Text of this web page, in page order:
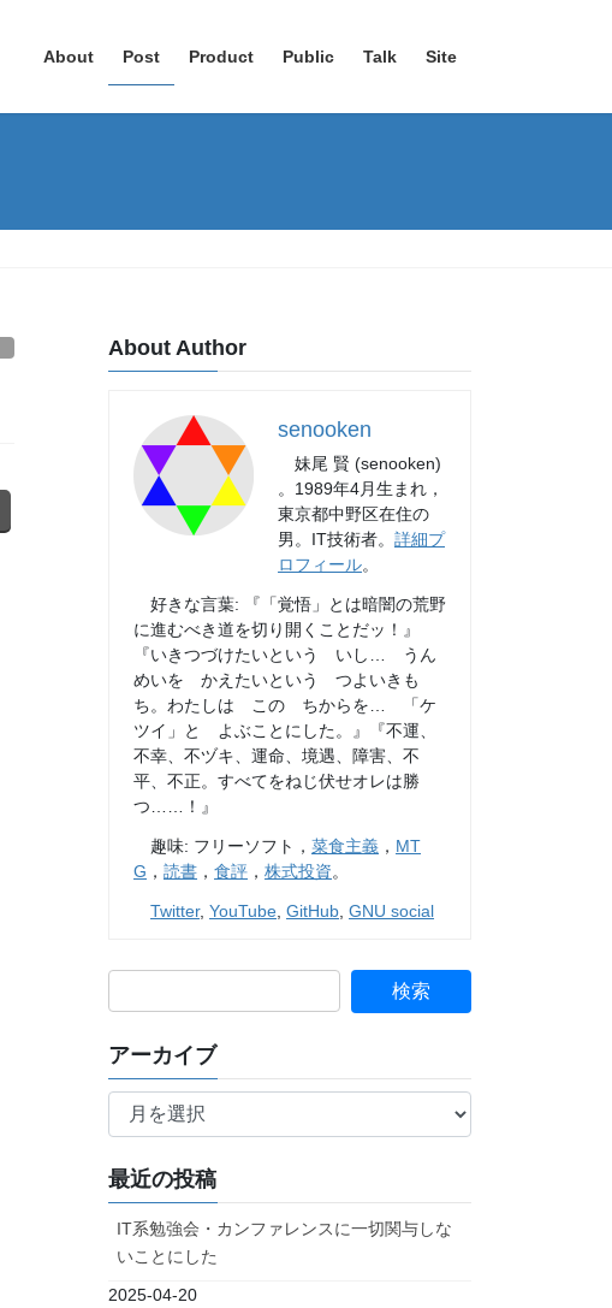
About Post Product Public Talk Site
About Author
senooken
妹尾 賢 (senooken)
。1989年4月生まれ，
東京都中野区在住の
男。IT技術者。詳細プ
ロフィール。
好きな言葉: 『「覚悟」とは暗闇の荒野
に進むべき道を切り開くことだッ！』
『いきつづけたいという いし… うん
めいを かえたいという つよいきも
ち。わたしは この ちからを… 「ケ
ツイ」と よぶことにした。』『不運、
不幸、不ヅキ、運命、境遇、障害、不
平、不正。すべてをねじ伏せオレは勝
つ……！』
趣味: フリーソフト，菜食主義 ， MT
G ，読書 ，食評 ，株式投資。
Twitter,YouTube ,GitHub ,GNU social
アーカイブ
ア
イ
ブ
最近の投稿
IT系勉強会・カンファレンスに一切関与しな
いことにした
2025-04-20